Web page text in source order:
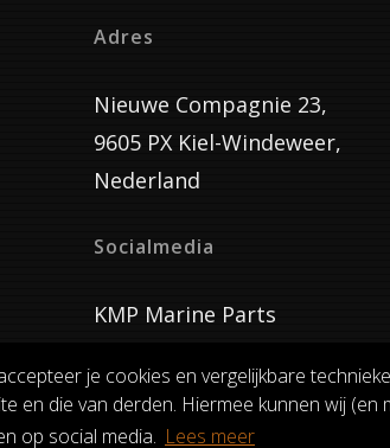
je cookies en vergelijkbare
en die van derden. Hiermee kunnen wij
op social media. Lees meer
Adres
Nieuwe Compagnie 23,
9605 PX Kiel-Windeweer,
Nederland
Socialmedia
KMP Marine Parts
ALGEMENE VOORWAARDEN